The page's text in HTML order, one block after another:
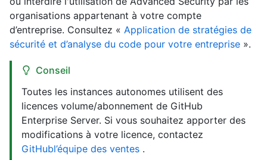
organisations appartenant à votre compte
d’entreprise. Consultez « Application de stratégies de
sécurité et d’analyse du code pour votre entreprise ».
Conseil
Toutes les instances autonomes utilisent des
licences volume/abonnement de GitHub
Enterprise Server. Si vous souhaitez apporter des
modifications à votre licence, contactez
GitHubl’équipe des ventes .